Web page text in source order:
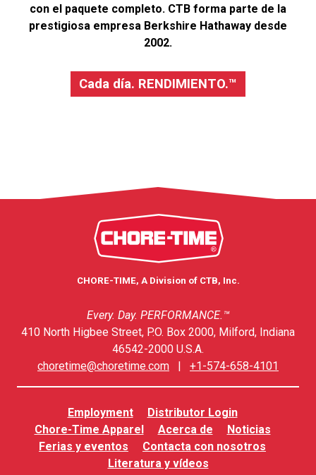
con el paquete completo. CTB forma parte de la
prestigiosa empresa Berkshire Hathaway desde
2002.
Cada día. RENDIMIENTO.™
CHORE-TIME, A Division of CTB, Inc.
Every. Day. PERFORMANCE.™
410 North Higbee Street, P.O. Box 2000, Milford, Indiana
46542-2000 U.S.A.
choretime@choretime.com | +1-574-658-4101
Employment
Distributor Login
Chore-Time Apparel
Acerca de
Noticias
Ferias y eventos
Contacta con nosotros
Literatura y vídeos